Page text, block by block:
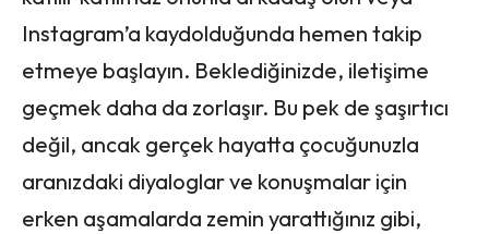
Instagram’a kaydolduğunda hemen takip
etmeye başlayın. Beklediğinizde, iletişime
geçmek daha da zorlaşır. Bu pek de şaşırtıcı
değil, ancak gerçek hayatta çocuğunuzla
aranızdaki diyaloglar ve konuşmalar için
erken aşamalarda zemin yarattığınız gibi,